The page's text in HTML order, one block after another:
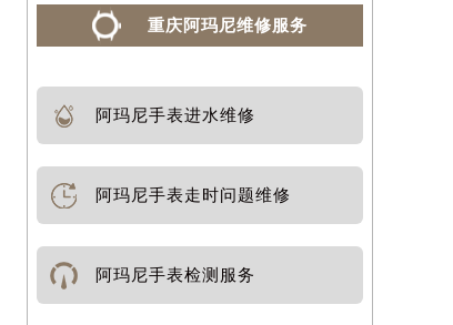
重庆阿玛尼维修服务
阿玛尼手表进水维修
阿玛尼手表走时问题维修
阿玛尼手表检测服务